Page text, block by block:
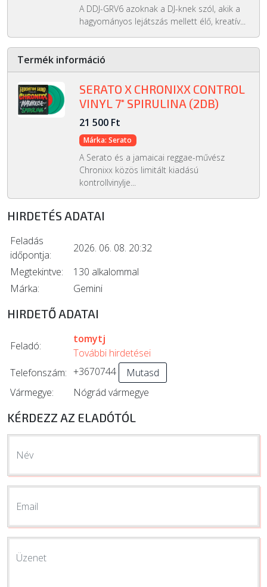
A DDJ-GRV6 azoknak a DJ-knek szól, akik a
hagyományos lejátszás mellett élő, kreatív...
Termék információ
SERATO X CHRONIXX CONTROL
VINYL 7" SPIRULINA (2DB)
21 500 Ft
Márka: Serato
A Serato és a jamaicai reggae-művész
Chronixx közös limitált kiadású
kontrollvinylje...
HIRDETÉS ADATAI
Feladás
időpontja:
2026. 06. 08. 20:32
Megtekintve:
130 alkalommal
Márka:
Gemini
HIRDETŐ ADATAI
Feladó:
tomytj
További hirdetései
Telefonszám: +3670744
Mutasd
Vármegye:
Nógrád vármegye
KÉRDEZZ AZ ELADÓTÓL
Név
Email
Üzenet